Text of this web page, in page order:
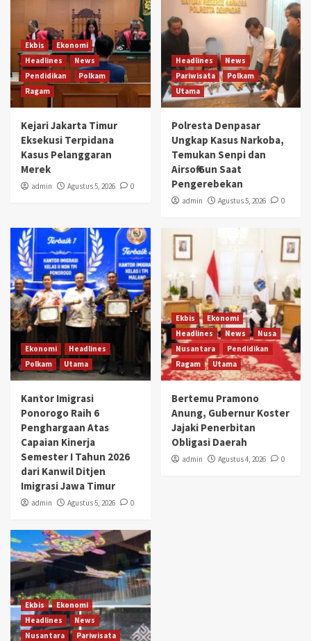
Ekbis
Ekonomi
Headlines
News
Pendidikan
Polkam
Ragam
Kejari Jakarta Timur
Eksekusi Terpidana
Kasus Pelanggaran
Merek
admin Agustus 5, 2026 0
Headlines
News
Pariwisata
Polkam
Utama
Polresta Denpasar
Ungkap Kasus Narkoba,
Temukan Senpi dan
Airsoft Gun Saat
Pengerebekan
admin Agustus 5, 2026 0
Ekonomi
Headlines
Polkam
Utama
Kantor Imigrasi
Ponorogo Raih 6
Penghargaan Atas
Capaian Kinerja
Semester I Tahun 2026
dari Kanwil Ditjen
Imigrasi Jawa Timur
admin Agustus 5, 2026 0
Ekbis
Ekonomi
Headlines
News
Nusa
Nusantara
Pendidikan
Ragam
Utama
Bertemu Pramono
Anung, Gubernur Koster
Jajaki Penerbitan
Obligasi Daerah
admin Agustus 4, 2026 0
Ekbis
Ekonomi
Headlines
News
Nusantara
Pariwisata